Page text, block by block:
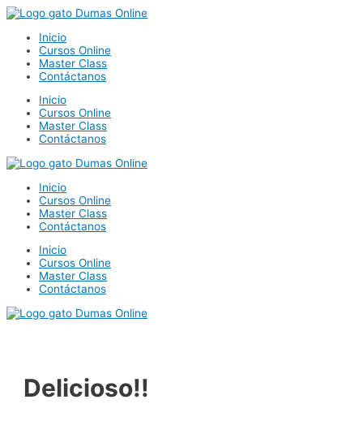
Ir
contenido
Inicio
Cursos Online
Master Class
Contáctanos
Inicio
Cursos Online
Master Class
Contáctanos
Inicio
Cursos Online
Master Class
Contáctanos
Inicio
Cursos Online
Master Class
Contáctanos
Delicioso!!